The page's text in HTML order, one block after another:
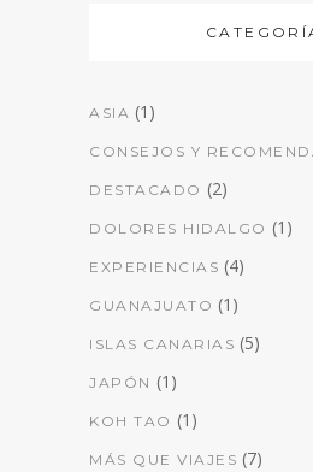
ASIA (1)
CONSEJOS Y
DESTACADO (2)
DOLORES HIDALGO (1)
EXPERIENCIAS (4)
GUANAJUATO (1)
ISLAS CANARIAS (5)
JAPÓN (1)
KOH TAO (1)
MÁS QUE VIAJES (7)